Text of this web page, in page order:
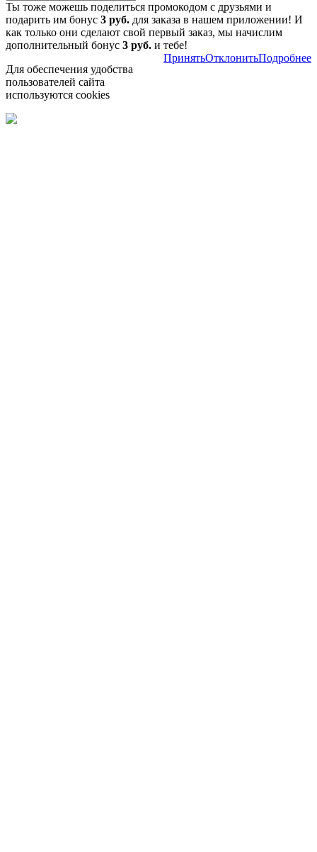
Ты тоже можешь поделиться промокодом с друзьями и
подарить им бонус 3 руб. для заказа в нашем приложении! И
как только они сделают свой первый заказ, мы начислим
дополнительный бонус 3 руб. и тебе!
Для обеспечения удобства
пользователей сайта
используются cookies
ПринятьОтклонитьПодробнее